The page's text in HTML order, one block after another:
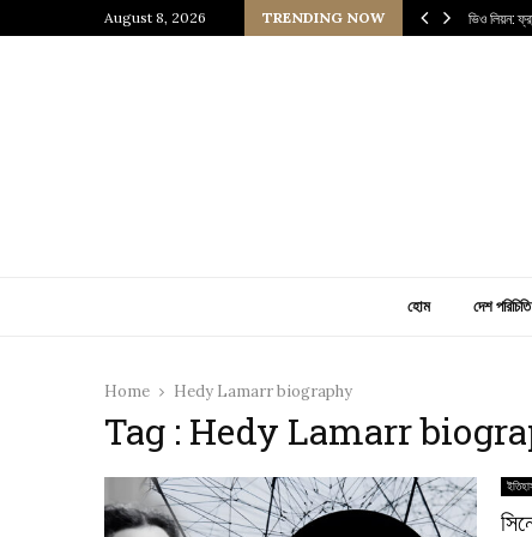
August 8, 2026 TRENDING NOW
জাপানি আধ্যাত্মিকতার ছোঁয়া ভিও লিয়ন:
হোম দেশ পরিচিতি
Home Hedy Lamarr biography
Tag : Hedy Lamarr